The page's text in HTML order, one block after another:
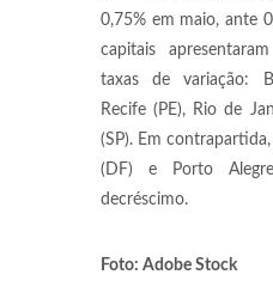
0,75% em maio, ante
capitais
taxas de variação:
Recife (PE), Rio de
(SP). Em
(DF) e Porto Alegre
decréscimo.
Foto: Adobe Stock